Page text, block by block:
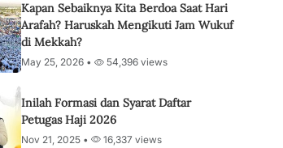
Kapan Sebaiknya Kita Berdoa Saat Hari
Arafah? Haruskah Mengikuti Jam Wukuf
di Mekkah?
May 25, 2026 • 54,396 views
Inilah Formasi dan Syarat Daftar
Petugas Haji 2026
Nov 21, 2025 • 16,337 views